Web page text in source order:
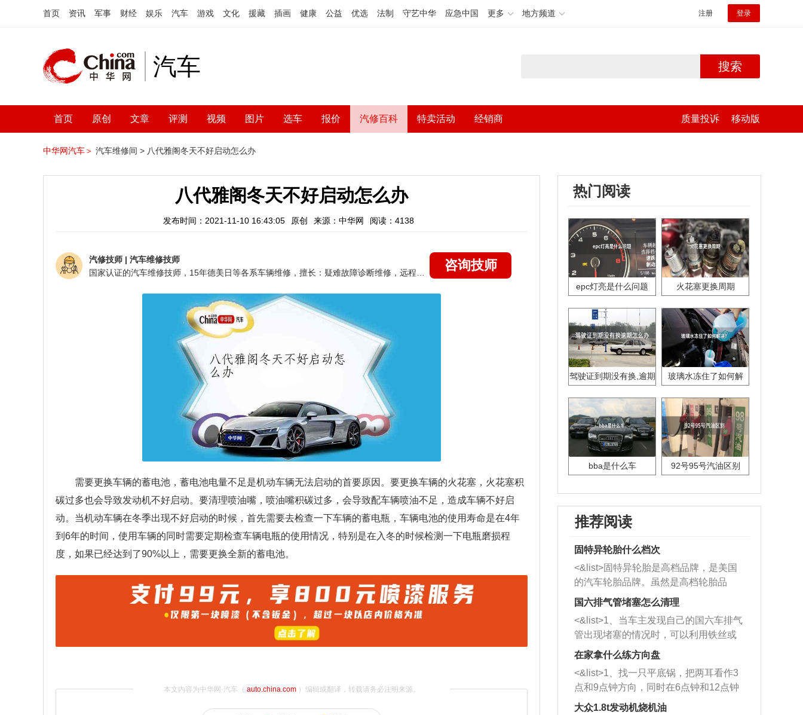
首页 资讯 军事 财经 娱乐 汽车 游戏 文化 援藏 插画 健康 公益 优选 法制 守艺中华 应急中国 更多 地方频道 注册 登录
汽车 搜索
首页 原创 文章 评测 视频 图片 选车 报价 汽修百科 特卖活动 经销商 质量投诉 移动版
中华网汽车＞ 汽车维修间 > 八代雅阁冬天不好启动怎么办
八代雅阁冬天不好启动怎么办
发布时间：2021-11-10 16:43:05 原创 来源：中华网 阅读：4138
汽修技师 | 汽车维修技师
咨询技师
需要更换车辆的蓄电池，蓄电池电量不足是机动车辆无法启动的首要原因。要更换车辆的火花塞，火花塞积
碳过多也会导致发动机不好启动。要清理喷油嘴，喷油嘴积碳过多，会导致配车辆喷油不足，造成车辆不好启
动。当机动车辆在冬季出现不好启动的时候，首先需要去检查一下车辆的蓄电瓶，车辆电池的使用寿命是在4年
到6年的时间，使用车辆的同时需要定期检查车辆电瓶的使用情况，特别是在入冬的时候检测一下电瓶磨损程
度，如果已经达到了90%以上，需要更换全新的蓄电池。
本文内容为中华网·汽车（ auto.china.com）编辑或翻译，转载请务必注明来源。
热门阅读
epc灯亮是什么问题 火花塞更换周期
驾驶证到期没有换,逾期
玻璃水冻住了如何解
bba是什么车 92号95号汽油区别
推荐阅读
固特异轮胎什么档次
<&list>固特异轮胎是高档品牌，是美国
的汽车轮胎品牌。虽然是高档轮胎品
牌，但是中高低端的轮胎都有生产，这
也是为了更好的开拓市场。
国六排气管堵塞怎么清理
<&list>1、当车主发现自己的国六车排气
管出现堵塞的情况时，可以利用铁丝或
者是细棍，直接将杂物给取出来，如果
堵塞情况比较严重，也可以采取应急措
施。 <&list>2、直接利用木棍将所有的
杂物推到排气管里面的位置处，然后将
三元催化器拆解开，就可以将堵塞的东
在家拿什么练方向盘
<&list>1、找一只平底锅，把两耳看作3
点和9点钟方向，同时在6点钟和12点钟
方向做一个标记。 <&list>2、双手握住
大众1.8t发动机烧机油